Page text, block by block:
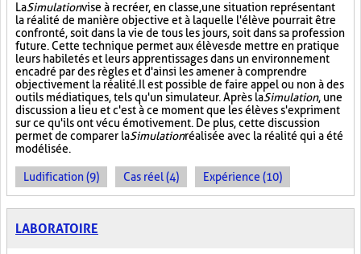
LaSimulationvise à recréer, en classe, une situation représentant
la réalité de manière objective et à laquelle l'élève pourrait être
confronté, soit dans la vie de tous les jours, soit dans sa profession
future. Cette technique permet aux élèves de mettre en pratique
leurs habiletés et leurs apprentissages dans un environnement
encadré par des règles et d'ainsi les amener à comprendre
objectivement la réalité. Il est possible de faire appel ou non à des
outils médiatiques, tels qu'un simulateur. Après laSimulation, une
discussion a lieu et c'est à ce moment que les élèves s'expriment
sur ce qu'ils ont vécu émotivement. De plus, cette discussion
permet de comparer laSimulationréalisée avec la réalité qui a été
modélisée.
Ludification (9) Cas réel (4) Expérience (10)
LABORATOIRE